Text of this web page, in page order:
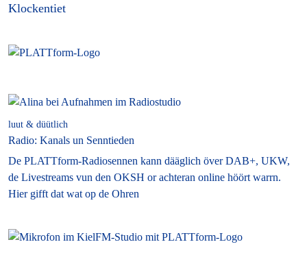
Klockentiet
luut & düütlich
Radio: Kanals un Senntieden
De PLATTform-Radiosennen kann dääglich över DAB+, UKW,
de Livestreams vun den OKSH or achteran online höört warrn.
Hier gifft dat wat op de Ohren